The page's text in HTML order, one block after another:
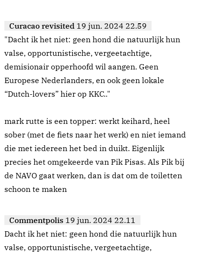
Curacao revisited 19 jun. 2024 22.59
"Dacht ik het niet: geen hond die natuurlijk hun
valse, opportunistische, vergeetachtige,
demisionair opperhoofd wil aangen. Geen
Europese Nederlanders, en ook geen lokale
“Dutch-lovers” hier op KKC.."
mark rutte is een topper: werkt keihard, heel
sober (met de fiets naar het werk) en niet iemand
die met iedereen het bed in duikt. Eigenlijk
precies het omgekeerde van Pik Pisas. Als Pik bij
de NAVO gaat werken, dan is dat om de toiletten
schoon te maken
Commentpolis 19 jun. 2024 22.11
Dacht ik het niet: geen hond die natuurlijk hun
valse, opportunistische, vergeetachtige,